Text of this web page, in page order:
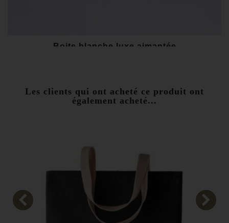
Boite blanche luxe aimantée
Les clients qui ont acheté ce produit ont
également acheté...